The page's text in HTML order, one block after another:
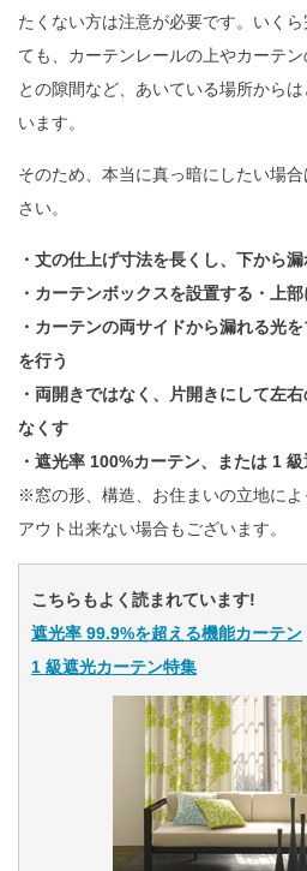
たくない方は注意が必要です。いく
ても、カーテンレールの上やカーテ
との隙間など、あいている場所から
います。
そのため、本当に真っ暗にしたい場
さい。
・丈の仕上げ寸法を長くし、下から
・カーテンボックスを設置する・上
・カーテンの両サイドから漏れる光
を行う
・両開きではなく、片開きにして左
なくす
・遮光率 100%カーテン、または 1
※窓の形、構造、お住まいの立地によ
アウト出来ない場合もございます。
こちらもよく読まれています!
遮光率 99.9%を超える機能カーテン
1 級遮光カーテン特集